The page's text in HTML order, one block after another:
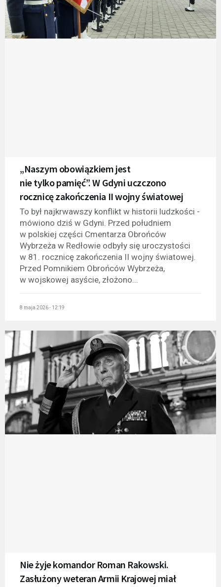
„Naszym obowiązkiem jest
nie tylko pamięć”. W Gdyni uczczono
rocznicę zakończenia II wojny światowej
To był najkrwawszy konflikt w historii ludzkości -
mówiono dziś w Gdyni. Przed południem
w polskiej części Cmentarza Obrońców
Wybrzeża w Redłowie odbyły się uroczystości
w 81. rocznicę zakończenia II wojny światowej.
Przed Pomnikiem Obrońców Wybrzeża,
w wojskowej asyście, złożono...
8 maja 2026 - 12:19
Nie żyje komandor Roman Rakowski.
Zasłużony weteran Armii Krajowej miał